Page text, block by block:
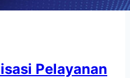
Pelayanan